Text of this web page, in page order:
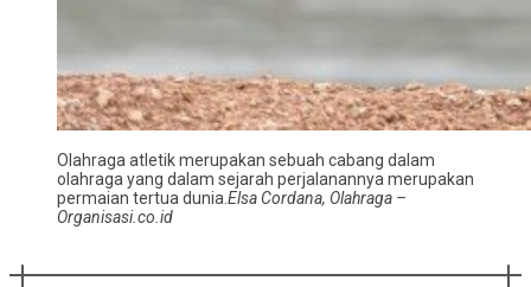
Olahraga atletik merupakan sebuah cabang dalam
olahraga yang dalam sejarah perjalanannya merupakan
permaian tertua dunia. Elsa Cordana, Olahraga –
Organisasi.co.id